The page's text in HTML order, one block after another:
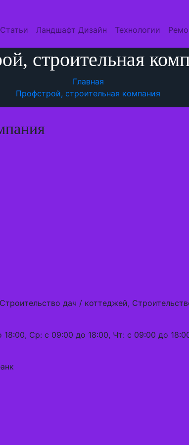
Статьи Ландшафт Дизайн Технологии
строительная
Главная
Профстрой, строительная компания
дач / коттеджей,
Ср: с 09:00 до 18:00, Чт: с 09:00 до